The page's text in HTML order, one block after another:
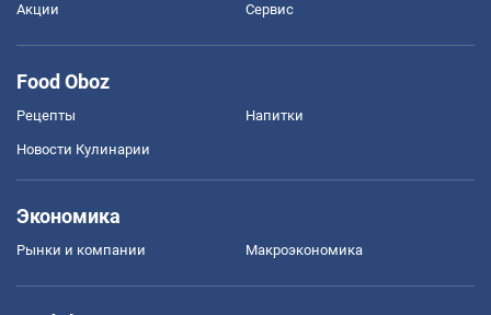
Акции Сервис
Food Oboz
Рецепты Напитки
Новости Кулинарии
Экономика
Рынки и компании Mакроэкономика